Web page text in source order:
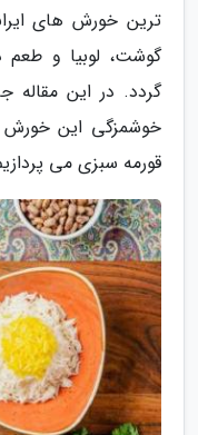
ترین خورش های
گوشت، لوبیا و
گردد. در این مقاله
خوشمزگی این
قورمه سبزی می